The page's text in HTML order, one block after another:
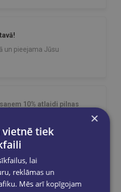
un pieejama Jūsu
10% atlaidi pilnas
notiek darba dienās.
tiek apstrādāti un
dienu laikā.
uz OMNIVA
pasūtījumiem no €40.00.
jebkurā GLOBUSS
×
vietnē tiek
lai
reklāmas un
Mēs arī kopīgojam